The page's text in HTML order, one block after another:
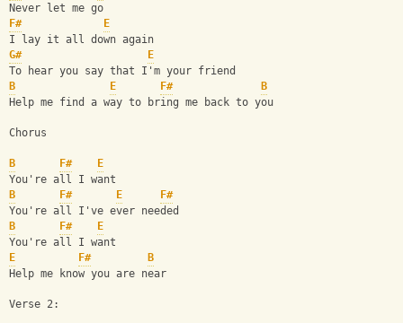
Never let me go
F#
E
I lay it all down again
G#
E
To hear you say that I'm your friend
B
E F#
B
Help me find a way to bring me back to you
Chorus
B F#
E
You're all I want
B
F# E
F#
You're all I've ever needed
B
F#
E
You're all I want
E
F#
B
Help me know you are near
Verse 2: